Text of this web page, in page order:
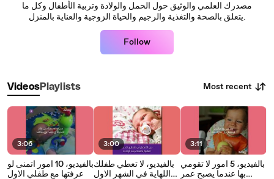
مصدرك العلمي والوثيق حول الحمل والولادة وتربية الأطفال وكل ما
يتعلق بالصحة والتغذية والرجيم والحياة الزوجية والعناية بالمنزل.
Follow
VideosPlaylists Most recent
3:06
بالفيديو، 10 امور اتمنى لو
عرفتها مع طفلي الاول
3:00
بالفيديو، لا تعطي طفلك
اللهاية في الشهر الاول
3:11
بالفيديو، 5 امور لا تقومي
بها عندما يصبح عمر